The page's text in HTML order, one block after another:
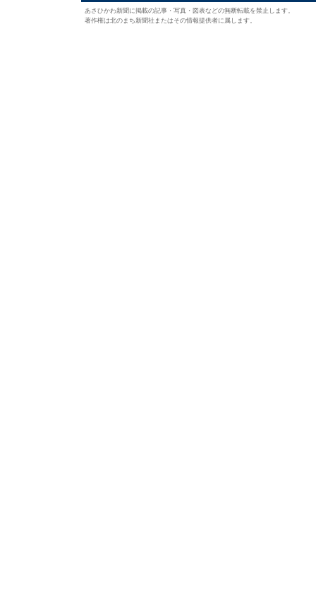
あさひかわ新聞に掲載の記事・写真・図表などの無断転載を禁止します。
著作権は北のまち新聞社またはその情報提供者に属します。